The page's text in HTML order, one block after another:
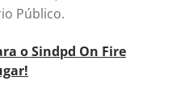
Público.
o Sindpd On Fire